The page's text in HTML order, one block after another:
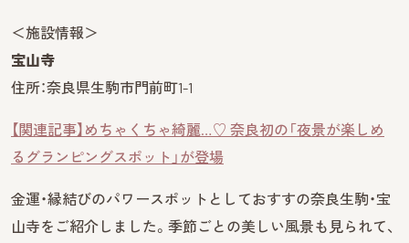
＜施設情報＞
宝山寺
住所：奈良県生駒市門前町1-1
【関連記事】めちゃくちゃ綺麗…♡ 奈良初の「夜景が楽しめ
るグランピングスポット」が登場
金運・縁結びのパワースポットとしておすすの奈良生駒・宝
山寺をご紹介しました。季節ごとの美しい風景も見られて、